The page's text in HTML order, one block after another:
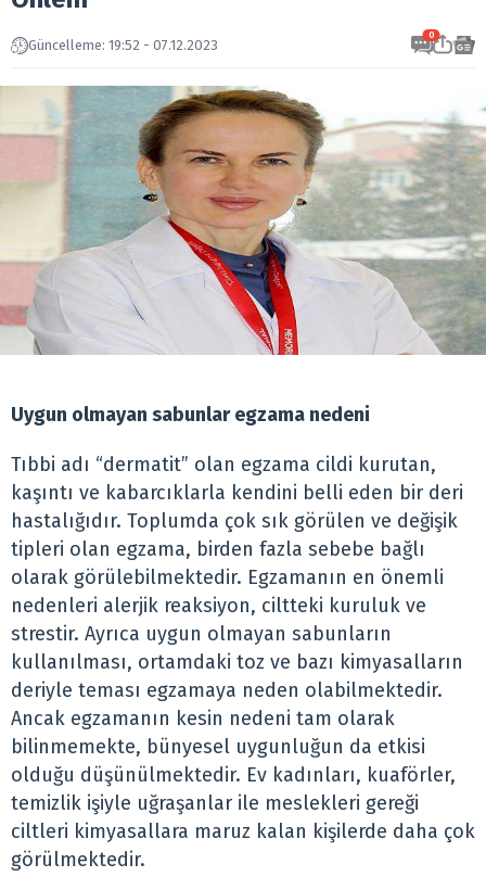
Güncelleme: 19:52 - 07.12.2023
0
Uygun olmayan sabunlar egzama nedeni
Tıbbi adı “dermatit” olan egzama cildi kurutan,
kaşıntı ve kabarcıklarla kendini belli eden bir deri
hastalığıdır. Toplumda çok sık görülen ve değişik
tipleri olan egzama, birden fazla sebebe bağlı
olarak görülebilmektedir. Egzamanın en önemli
nedenleri alerjik reaksiyon, ciltteki kuruluk ve
strestir. Ayrıca uygun olmayan sabunların
kullanılması, ortamdaki toz ve bazı kimyasalların
deriyle teması egzamaya neden olabilmektedir.
Ancak egzamanın kesin nedeni tam olarak
bilinmemekte, bünyesel uygunluğun da etkisi
olduğu düşünülmektedir. Ev kadınları, kuaförler,
temizlik işiyle uğraşanlar ile meslekleri gereği
ciltleri kimyasallara maruz kalan kişilerde daha çok
görülmektedir.